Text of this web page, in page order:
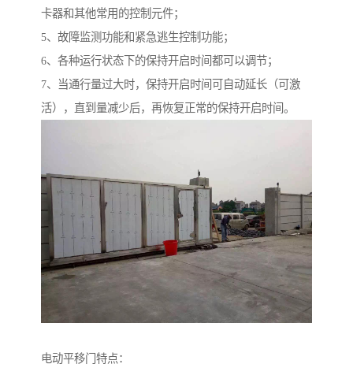
卡器和其他常用的控制元件；
5、故障监测功能和紧急逃生控制功能；
6、各种运行状态下的保持开启时间都可以调节；
7、当通行量过大时，保持开启时间可自动延长（可激
活），直到量减少后，再恢复正常的保持开启时间。
电动平移门特点：